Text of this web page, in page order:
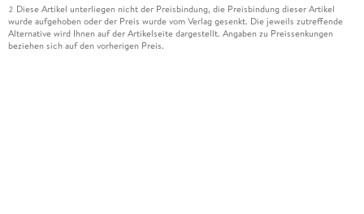
2 Diese Artikel unterliegen nicht der Preisbindung, die Preisbindung dieser Artikel
wurde aufgehoben oder der Preis wurde vom Verlag gesenkt. Die jeweils zutreffende
Alternative wird Ihnen auf der Artikelseite dargestellt. Angaben zu Preissenkungen
beziehen sich auf den vorherigen Preis.